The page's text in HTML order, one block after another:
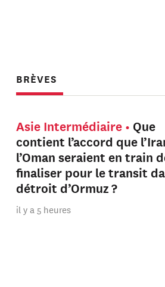
BRÈVES
Asie Intermédiaire
Que
contient l’accord que
l’Oman seraient en train
finaliser pour le transit
détroit d’Ormuz ?
il y a 5 heures